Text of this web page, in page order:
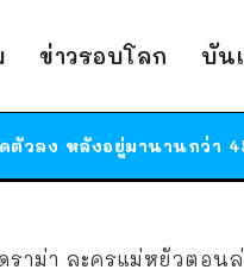
ข่าวรอบโลก บัน
ราม่า ละครแม่หยัวตอนล่าสุด คิดว่า